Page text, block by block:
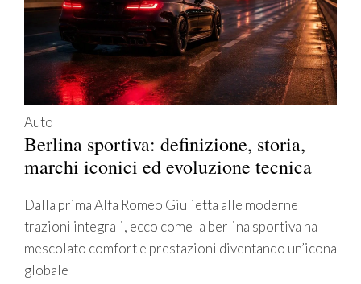
Auto
Berlina sportiva: definizione, storia,
marchi iconici ed evoluzione tecnica
Dalla prima Alfa Romeo Giulietta alle moderne
trazioni integrali, ecco come la berlina sportiva ha
mescolato comfort e prestazioni diventando un’icona
globale